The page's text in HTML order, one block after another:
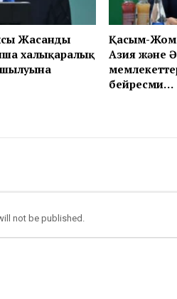
Жасанды
халықаралық
Қасым-
Азия және
бейресми…
not be published.